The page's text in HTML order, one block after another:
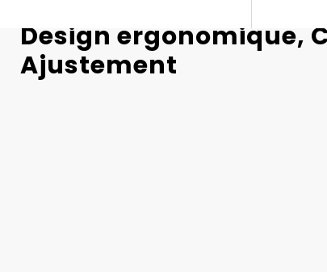
Design ergonomique,
Ajustement